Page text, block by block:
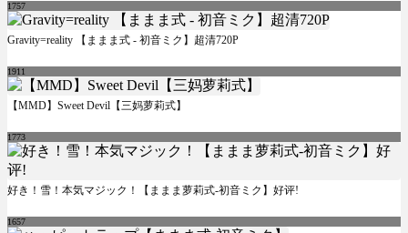
1757
Gravity=reality 【ままま式 - 初音ミク】超清720P
1911
【MMD】Sweet Devil【三妈萝莉式】
1773
好き！雪！本気マジック！【ままま萝莉式-初音ミク】好评!
1657